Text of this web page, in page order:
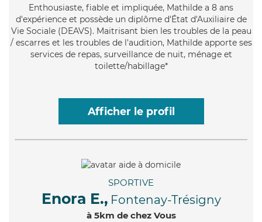
Enthousiaste, fiable et impliquée, Mathilde a 8 ans
d'expérience et possède un diplôme d'État d'Auxiliaire de
Vie Sociale (DEAVS). Maitrisant bien les troubles de la peau
/ escarres et les troubles de l'audition, Mathilde apporte ses
services de repas, surveillance de nuit, ménage et
toilette/habillage*
Afficher le profil
SPORTIVE
Enora E., Fontenay-Trésigny
à 5km de chez Vous